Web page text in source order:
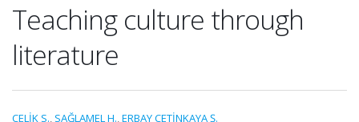
Teaching culture through
literature
ÇELİK S., SAĞLAMEL H.,ERBAY ÇETİNKAYA Ş.